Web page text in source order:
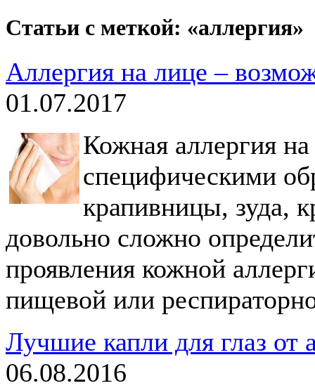
Статьи с меткой: «аллергия»
Аллергия на лице –
01.07.2017
Кожная аллергия
специфическими
крапивницы, зуда,
довольно сложно
проявления кожной
пищевой или
Лучшие капли для глаз от
06.08.2016